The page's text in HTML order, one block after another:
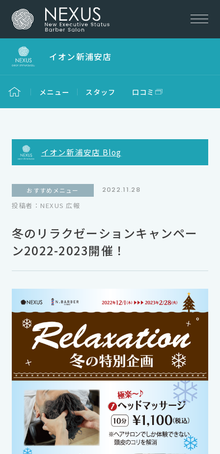
イオン新浦安店 Blog
冬のリラクゼーションキャンペー
ン2022-2023開催！
おすすめメニュー
2022.11.28
投稿者：NEXUS 広報
イオン新浦安店
メニュー スタッフ 口コミ